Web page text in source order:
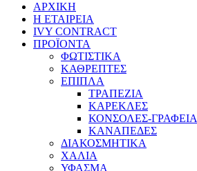
ΑΡΧΙΚΗ
Η ΕΤΑΙΡΕΙΑ
IVY CONTRACT
ΠΡΟΪΟΝΤΑ
ΦΩΤΙΣΤΙΚΑ
ΚΑΘΡΕΠΤΕΣ
ΕΠΙΠΛΑ
ΤΡΑΠΕΖΙΑ
ΚΑΡΕΚΛΕΣ
ΚΟΝΣΟΛΕΣ-ΓΡΑΦΕΙΑ
ΚΑΝΑΠΕΔΕΣ
ΔΙΑΚΟΣΜΗΤΙΚΑ
ΧΑΛΙΑ
ΥΦΑΣΜΑ